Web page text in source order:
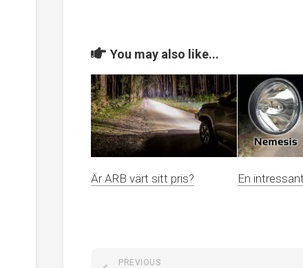
You may also like...
Är ARB värt sitt pris?
En
PREVIOUS